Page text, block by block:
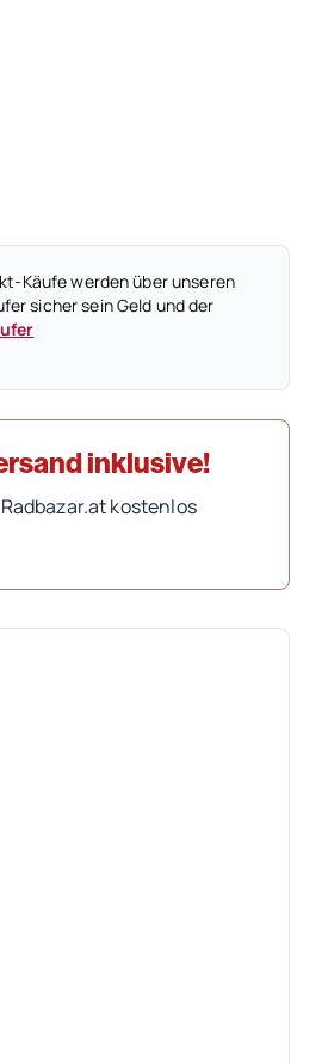
Käufe werden über unseren
sicher sein Geld und der
inklusive!
kostenlos